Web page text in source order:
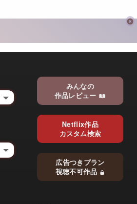
みんなの
作品レビュー
Netflix作品
カスタム検索
広告つきプラン
視聴不可作品